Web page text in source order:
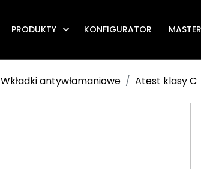
PRODUKTY  KONFIGURATOR
Wkładki antywłamaniowe Atest klasy C